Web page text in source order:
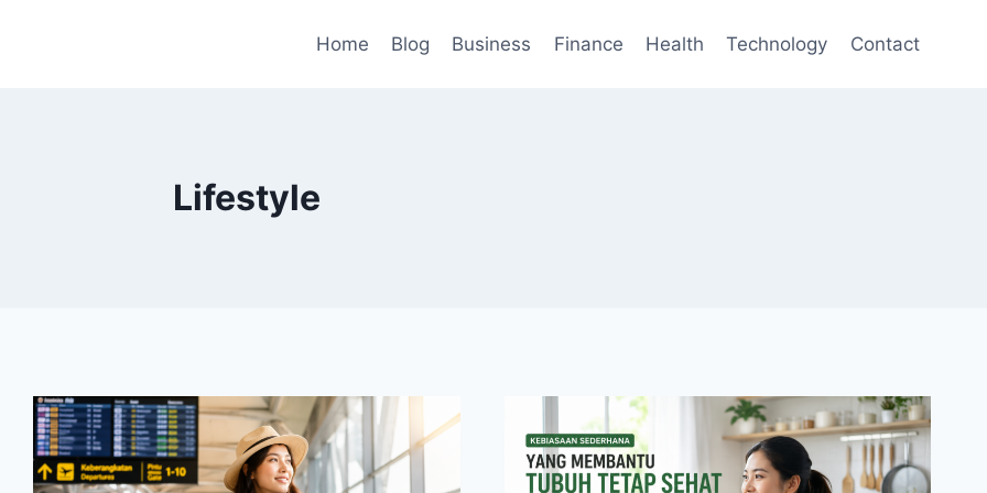
Home Blog Business Finance Health Technology Contact
Lifestyle